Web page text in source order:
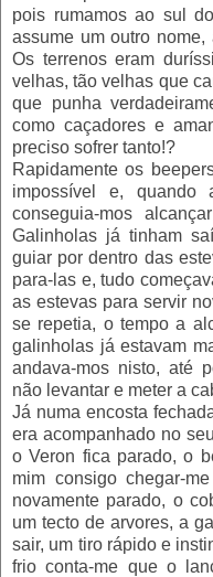
pois rumamos ao sul
assume um outro
Os terrenos eram
velhas, tão velhas que
que punha
como caçadores e
preciso sofrer tanto!?
Rapidamente os
impossível e,
conseguia-mos
Galinholas já tinham
guiar por dentro das
para-las e, tudo
as estevas para servir
se repetia, o tempo a
galinholas já estavam
andava-mos nisto, até
não levantar e meter a
Já numa encosta
era acompanhado no
o Veron fica parado, o
mim consigo chegar-
novamente parado, o
um tecto de arvores, a
sair, um tiro rápido e
frio conta-me que o